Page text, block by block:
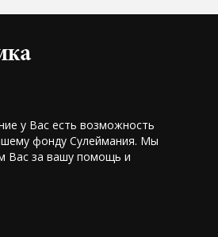
у Вас есть возможность
фонду Сулеймания. Мы
Вас за вашу помощь и